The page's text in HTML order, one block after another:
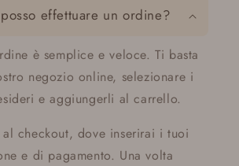
effettuare un ordine?
è semplice e veloce. Ti basta
negozio online, selezionare i
e aggiungerli al carrello.
checkout, dove inserirai i tuoi
e di pagamento. Una volta